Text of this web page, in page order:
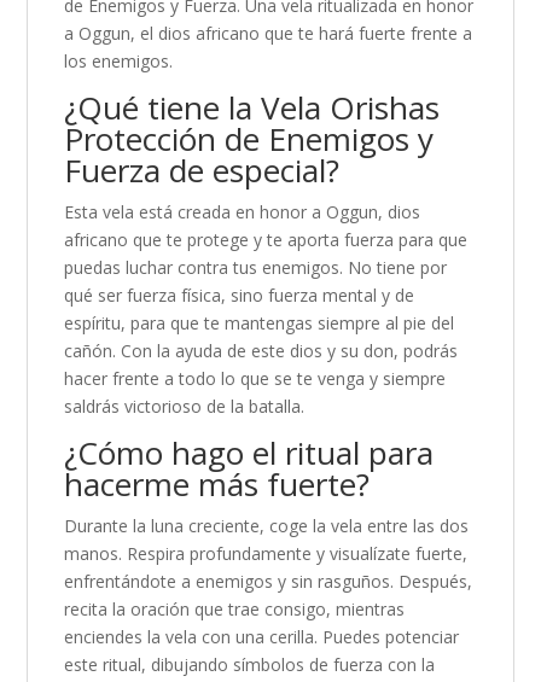
de Enemigos y Fuerza. Una vela ritualizada en honor
a Oggun, el dios africano que te hará fuerte frente a
los enemigos.
¿Qué tiene la Vela Orishas
Protección de Enemigos y
Fuerza de especial?
Esta vela está creada en honor a Oggun, dios
africano que te protege y te aporta fuerza para que
puedas luchar contra tus enemigos. No tiene por
qué ser fuerza física, sino fuerza mental y de
espíritu, para que te mantengas siempre al pie del
cañón. Con la ayuda de este dios y su don, podrás
hacer frente a todo lo que se te venga y siempre
saldrás victorioso de la batalla.
¿Cómo hago el ritual para
hacerme más fuerte?
Durante la luna creciente, coge la vela entre las dos
manos. Respira profundamente y visualízate fuerte,
enfrentándote a enemigos y sin rasguños. Después,
recita la oración que trae consigo, mientras
enciendes la vela con una cerilla. Puedes potenciar
este ritual, dibujando símbolos de fuerza con la